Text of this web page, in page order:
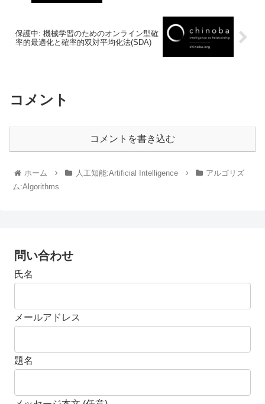
保護中: 機械学習のためのオンライン型確
率的最適化と確率的双対平均化法(SDA)
コメント
コメントを書き込む
ホーム 人工知能:Artificial Intelligence
アルゴリズ
ム:Algorithms
問い合わせ
氏名
メールアドレス
題名